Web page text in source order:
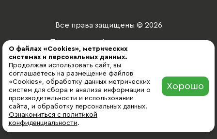
Все права защищены © 2026
Политика конфиденциальности
разработка сайта
О файлах «Cookies», метрических
системах и персональных данных.
Продолжая использовать сайт, вы
соглашаетесь на размещение файлов
«Cookies», обработку данных метрических
систем для сбора и анализа информации о
производительности и использовании
сайта, и обработку персональных данных.
Ознакомиться с политикой
Хорошо